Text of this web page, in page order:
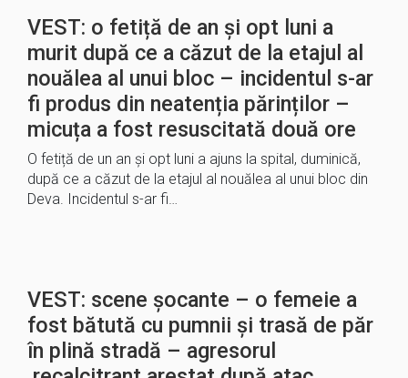
VEST: o fetiță de an și opt luni a
murit după ce a căzut de la etajul al
nouălea al unui bloc – incidentul s-ar
fi produs din neatenția părinților –
micuța a fost resuscitată două ore
O fetiță de un an şi opt luni a ajuns la spital, duminică,
după ce a căzut de la etajul al nouălea al unui bloc din
Deva. Incidentul s-ar fi…
VEST: scene șocante – o femeie a
fost bătută cu pumnii și trasă de păr
în plină stradă – agresorul